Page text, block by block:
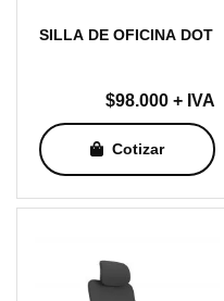
SILLA DE OFICINA DOT
$98.000 + IVA
Cotizar